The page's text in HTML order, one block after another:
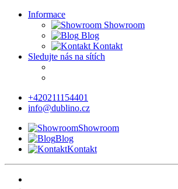
Informace
Showroom
Blog
Kontakt
Sledujte nás na sítích
+420211154401
info@dublino.cz
Showroom
Blog
Kontakt